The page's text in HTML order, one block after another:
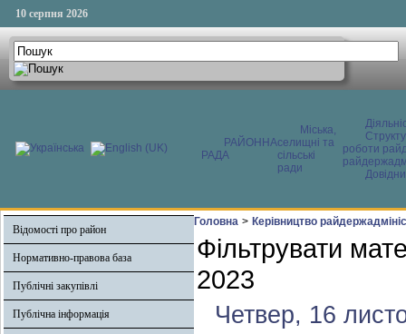
10 серпня 2026
РАЙОННА
РАДА
Міська,
селищні та
сільські
ради
роботи
Відомості про район
Нормативно-правова база
Публічні закупівлі
Публічна інформація
Головна > Керівництво
Фільтрувати
2023
Четвер, 16